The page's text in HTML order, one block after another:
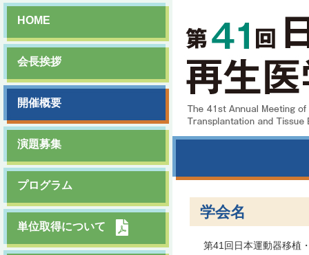
HOME
会長挨拶
開催概要
演題募集
プログラム
単位取得について
学会名
第41回日本運動器移植